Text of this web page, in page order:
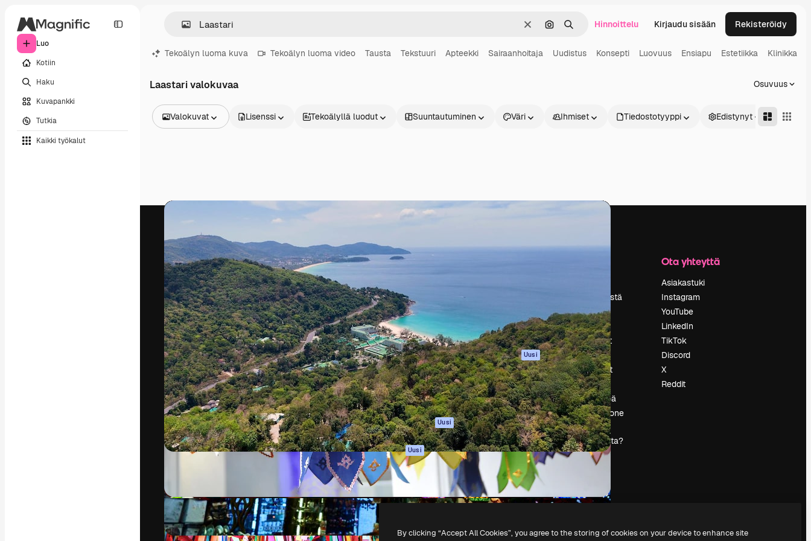
Luo
Kotiin
Haku
Kuvapankki
Tutkia
Kaikki työkalut
SelkeäHae kuvan perusteella
Haku Hinnoittelu Kirjaudu sisään Rekisteröidy
Tekoälyn luoma kuva Tekoälyn luoma video Tausta Tekstuuri Apteekki Sairaanhoitaja Uudistus Konsepti Luovuus Ensiapu Estetiikka Klinikka
Laastari valokuvaa Osuvuus
Valokuvat
Videot
Videopohjat
Kuvakkeet
3D mallit
Fontit
Lisenssi Tekoälyllä luodut Suuntautuminen Väri Ihmiset Tiedostotyyppi Edistynyt
Luova alusta parhaiden töidesi
toteuttamiseen. Yli miljoona tilaajaa
luovien alojen ammattilaisten, yritysten,
toimistojen ja studioiden joukossa.
Suomi
Tuotteet
Tekoälyavustaja
Tekoälyllä toimiva
kuvageneraattori
Tekoälyllä toimiva
videogeneraattori
Tekoälyllä toimiva
äänigeneraattori
Kuvapankkisisältö
MCP
Claudelle ja
ChatGPT:lle
Uusi
Agentit Uusi
API
Mobiilisovellus
Kaikki Magnific-
työkalut
Käyttöehdot
Tietosuojakäytäntö
Alkuperäiset Uusi
Evästepolitiikka
Luottamuskeskus
Kumppanit
Yrityksille
Tietoja meistä
Reviews
Urat
Hakutrendit
Blogi
Tapahtumat
Slidesgo
Myy sisältöä
Lehdistöhuone
Etsitkö
magnific.ai:ta?
Ota yhteyttä
Asiakastuki
Instagram
YouTube
LinkedIn
TikTok
Discord
X
Reddit
By clicking “Accept All Cookies”, you agree to the storing of cookies on your device to enhance site